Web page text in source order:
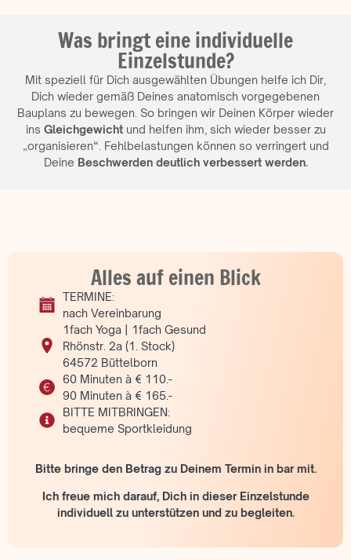
Was bringt eine individuelle
Einzelstunde?
Mit speziell für Dich ausgewählten Übungen helfe ich Dir,
Dich wieder gemäß Deines anatomisch vorgegebenen
Bauplans zu bewegen. So bringen wir Deinen Körper wieder
ins Gleichgewichtund helfen ihm, sich wieder besser zu
„organisieren“. Fehlbelastungen können so verringert und
Deine Beschwerden deutlich verbessert werden.
Alles auf einen Blick
TERMINE:
nach Vereinbarung
1fach Yoga | 1fach Gesund
Rhönstr. 2a (1. Stock)
64572 Büttelborn
60 Minuten à € 110.-
90 Minuten à € 165.-
BITTE MITBRINGEN:
bequeme Sportkleidung
Bitte bringe den Betrag zu Deinem Termin in bar mit.
Ich freue mich darauf, Dich in dieser Einzelstunde
individuell zu unterstützen und zu begleiten.